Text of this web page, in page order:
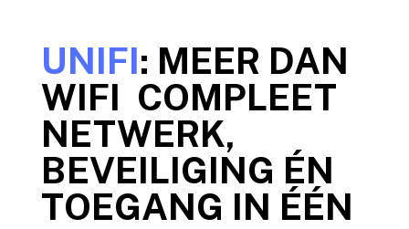
UNIFI: MEER DAN
WIFI COMPLEET
NETWERK,
BEVEILIGING ÉN
TOEGANG IN ÉÉN